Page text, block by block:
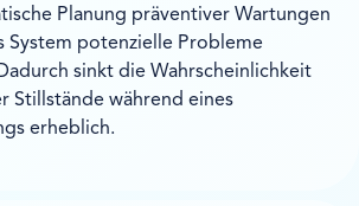
Planung präventiver Wartungen
System potenzielle Probleme
sinkt die Wahrscheinlichkeit
Stillstände während eines
erheblich.